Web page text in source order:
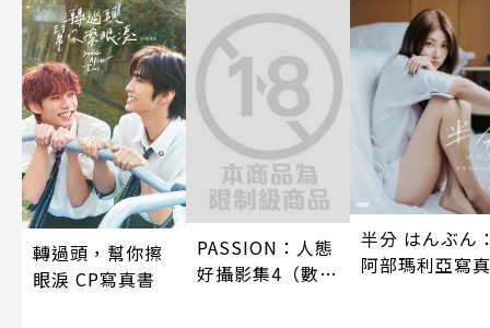
轉過頭，幫你擦
眼淚 CP寫真書
PASSION：人態
好攝影集4（數位
半分 はんぶん
阿部瑪利亞寫真